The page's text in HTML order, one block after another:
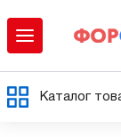
Каталог